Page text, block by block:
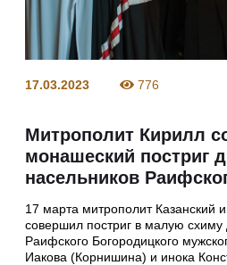
17.03.2023 776
Митрополит Кирилл
монашеский постриг
насельников
17 марта митрополит Казанский
совершил постриг в малую схиму
Раифского Богородицкого
Иакова (Корнишина) и инока